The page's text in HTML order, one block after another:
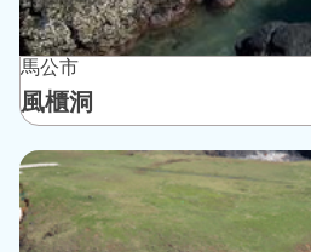
馬公市
風櫃洞